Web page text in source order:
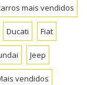
mais vendidos
Ducati Fiat
Jeep
vendidos